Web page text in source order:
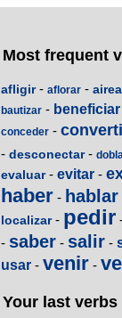
Most frequent
afligir- aflorar -
bautizar - beneficiar
conceder -
- desconectar-
evaluar- evitar -
haber - hablar
localizar- pedir
- saber - salir -
usar - venir -
Your last verbs